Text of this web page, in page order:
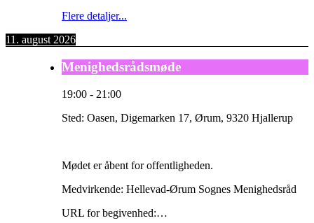
Flere detaljer...
11. august 2026
Menighedsrådsmøde
19:00 - 21:00
Sted: Oasen, Digemarken 17, Ørum, 9320 Hjallerup
Mødet er åbent for offentligheden.
Medvirkende: Hellevad-Ørum Sognes Menighedsråd
URL for begivenhed:…